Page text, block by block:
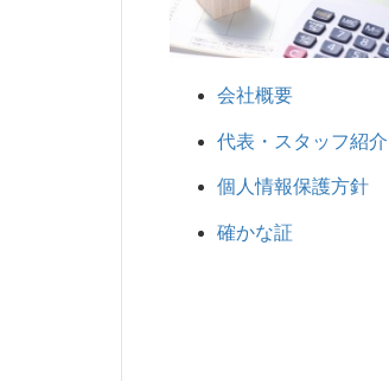
会社概要
代表・スタッフ紹介
個人情報保護方針
確かな証